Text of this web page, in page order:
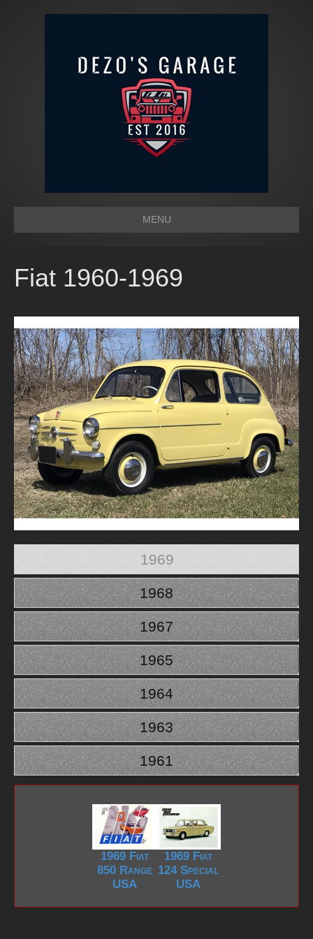
MENU
Fiat 1960-1969
1969
1968
1967
1965
1964
1963
1961
1969 Fiat
850 Range
USA
1969 Fiat
124 Special
USA